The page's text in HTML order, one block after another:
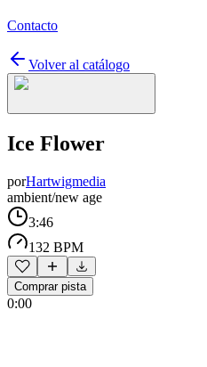
Contacto
Volver al catálogo
Ice Flower
porHartwigmedia
ambient/new age
3:46
132 BPM
Comprar pista
0:00